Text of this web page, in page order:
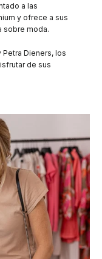
a las
y ofrece a sus
sobre moda.
Petra Dieners, los
de sus